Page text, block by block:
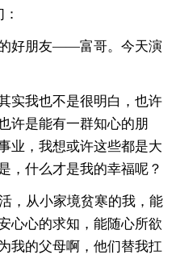
好朋友——富哥。今天演
实我也不是很明白，也许
许是能有一群知心的朋
业，我想或许这些都是大
，什么才是我的幸福呢？
，从小家境贫寒的我，能
心心的求知，能随心所欲
我的父母啊，他们替我扛